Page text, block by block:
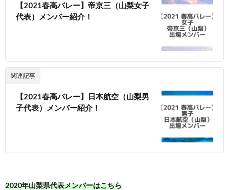
【2021春高バレー】帝京三（山梨女子
代表）メンバー紹介！
関連記事
【2021春高バレー】日本航空（山梨男
子代表）メンバー紹介！
2020年山梨県代表メンバーはこちら